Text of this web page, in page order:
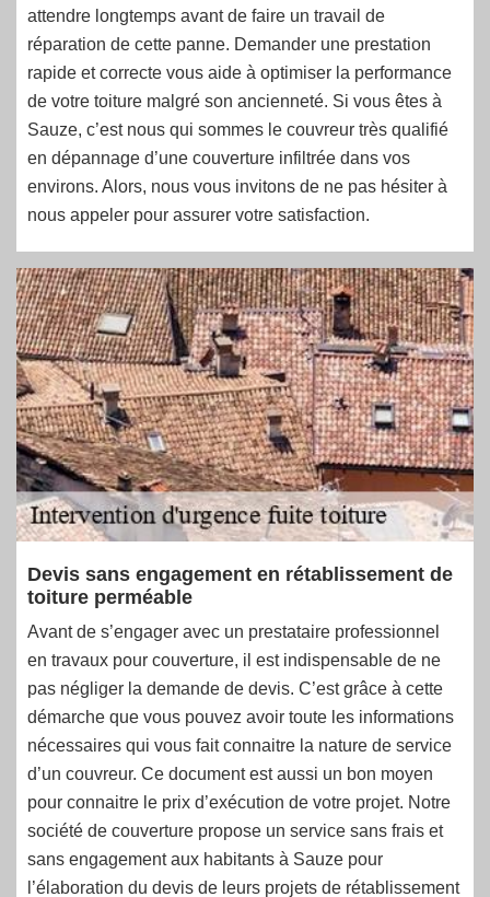
attendre longtemps avant de faire un travail de
réparation de cette panne. Demander une prestation
rapide et correcte vous aide à optimiser la performance
de votre toiture malgré son ancienneté. Si vous êtes à
Sauze, c’est nous qui sommes le couvreur très qualifié
en dépannage d’une couverture infiltrée dans vos
environs. Alors, nous vous invitons de ne pas hésiter à
nous appeler pour assurer votre satisfaction.
Devis sans engagement en rétablissement de
toiture perméable
Avant de s’engager avec un prestataire professionnel
en travaux pour couverture, il est indispensable de ne
pas négliger la demande de devis. C’est grâce à cette
démarche que vous pouvez avoir toute les informations
nécessaires qui vous fait connaitre la nature de service
d’un couvreur. Ce document est aussi un bon moyen
pour connaitre le prix d’exécution de votre projet. Notre
société de couverture propose un service sans frais et
sans engagement aux habitants à Sauze pour
l’élaboration du devis de leurs projets de rétablissement